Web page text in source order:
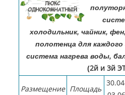
холодильник, чайник,
полотенца для
система нагрева воды,
(2й и 3й
Размещение Площадь